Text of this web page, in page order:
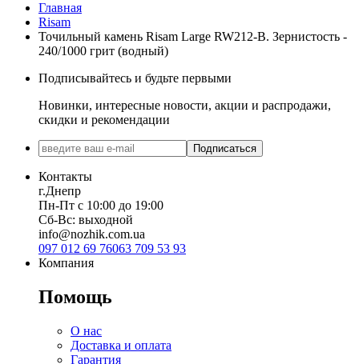
Главная
Risam
Точильный камень Risam Large RW212-B. Зернистость -
240/1000 грит (водный)
Подписывайтесь и будьте первыми
Новинки, интересные новости, акции и распродажи,
скидки и рекомендации
Подписаться
Контакты
г.Днепр
Пн-Пт с 10:00 до 19:00
Сб-Вс: выходной
info@nozhik.com.ua
097 012 69 76063 709 53 93
Компания
Помощь
О нас
Доставка и оплата
Гарантия